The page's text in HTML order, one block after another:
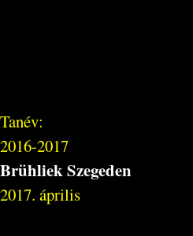
Tanév:
2016-2017
Brühliek Szegeden
2017. április